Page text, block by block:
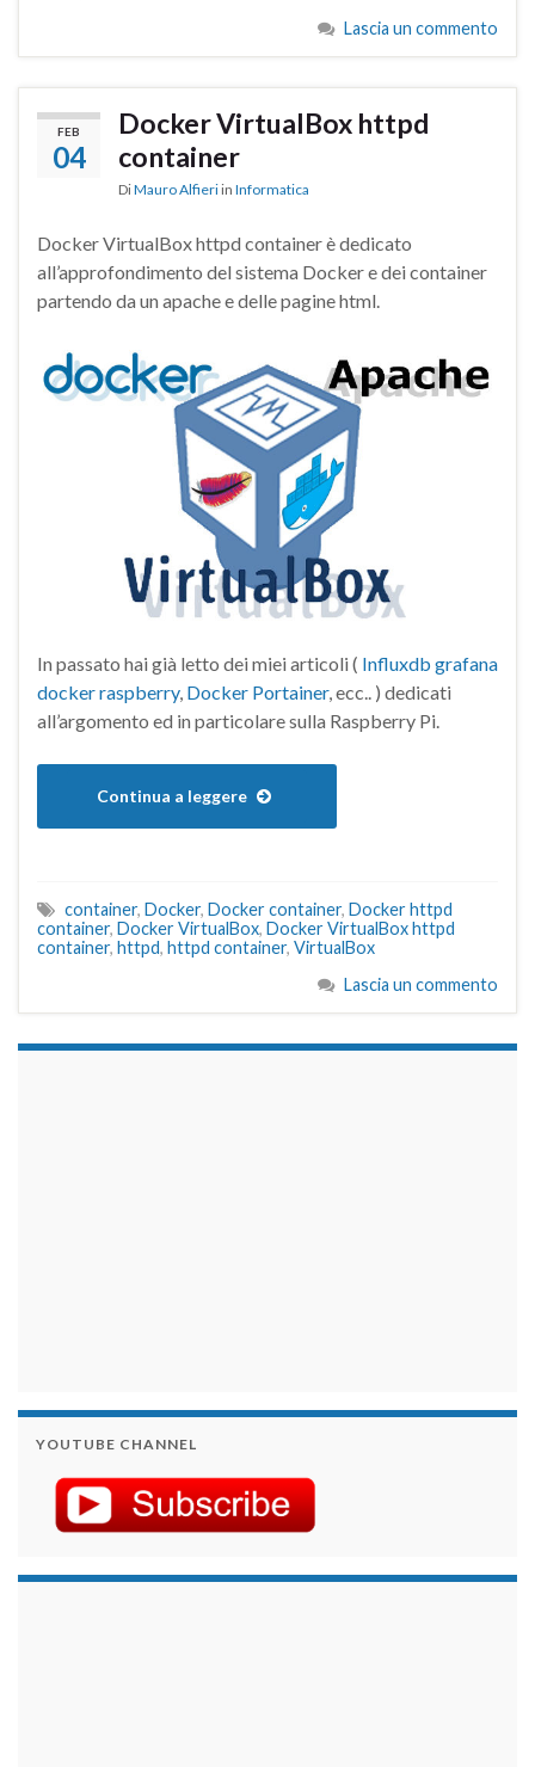
Lascia un commento
FEB
04
Docker VirtualBox httpd
container
DiMauro Alfieri in Informatica
Docker VirtualBox httpd container è dedicato
all’approfondimento del sistema Docker e dei container
partendo da un apache e delle pagine html.
In passato hai già letto dei miei articoli ( Influxdb grafana
docker raspberry, Docker Portainer, ecc.. ) dedicati
all’argomento ed in particolare sulla Raspberry Pi.
Continua a leggere
container, Docker, Docker container, Docker httpd
container, Docker VirtualBox, Docker VirtualBox httpd
container, httpd, httpd container, VirtualBox
Lascia un commento
YOUTUBE CHANNEL